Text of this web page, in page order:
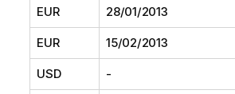
EUR 28/01/2013
EUR 15/02/2013
USD -